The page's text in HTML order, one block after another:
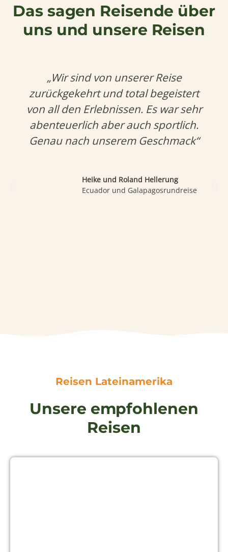
Das sagen Reisende über
uns und unsere Reisen
„Wir sind von unserer Reise
zurückgekehrt und total begeistert
von all den Erlebnissen. Es war sehr
abenteuerlich aber auch sportlich.
Genau nach unserem Geschmack“
Heike und Roland Hellerung
Ecuador und Galapagosrundreise
Reisen Lateinamerika
Unsere empfohlenen
Reisen